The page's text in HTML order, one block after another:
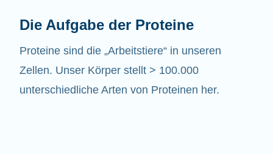
Die Aufgabe der Proteine
Proteine sind die „Arbeitstiere“ in unseren
Zellen. Unser Körper stellt > 100.000
unterschiedliche Arten von Proteinen her.